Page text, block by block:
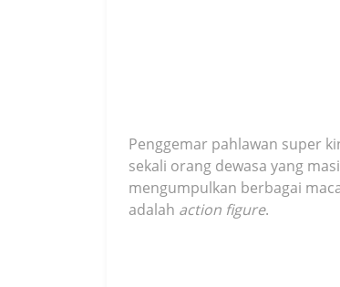
Penggemar pahlawan super
sekali orang dewasa yang
mengumpulkan berbagai
adalah action figure.